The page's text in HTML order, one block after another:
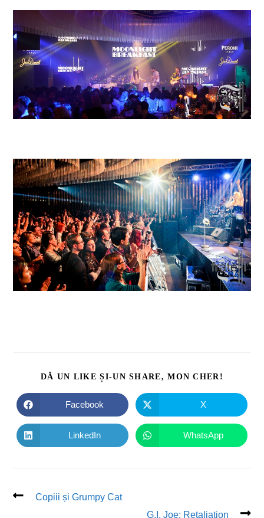
DĂ UN LIKE ȘI-UN SHARE, MON CHER!
Facebook X
LinkedIn WhatsApp
Copiii și Grumpy Cat
G.I. Joe: Retaliation